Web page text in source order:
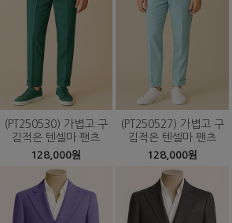
(PT250530) 가볍고 구
김적은 텐셀마 팬츠
128,000원
(PT250527) 가볍고 구
김적은 텐셀마 팬츠
128,000원